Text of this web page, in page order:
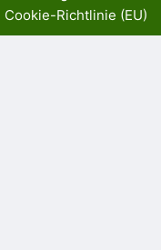
Cookie-Richtlinie (EU)